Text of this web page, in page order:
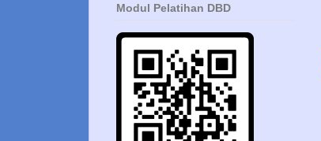
Modul Pelatihan DBD